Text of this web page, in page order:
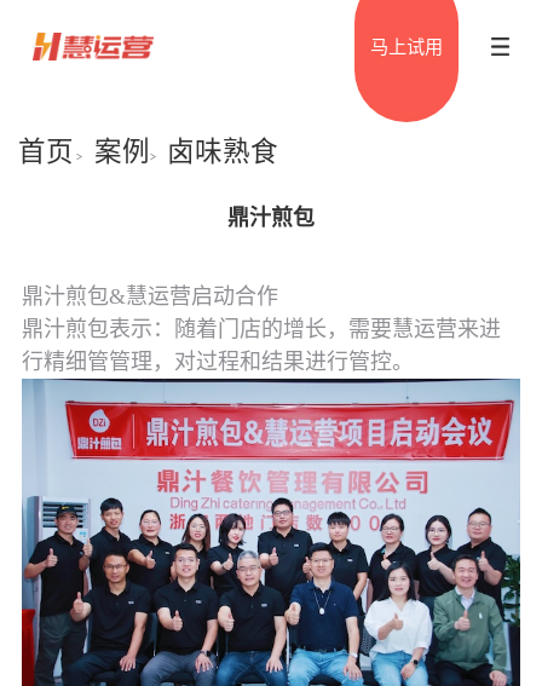
马上试用
首页 > 案例 > 卤味熟食
鼎汁煎包
鼎汁煎包&慧运营启动合作
鼎汁煎包表示：随着门店的增长，需要慧运营来进
行精细管管理，对过程和结果进行管控。